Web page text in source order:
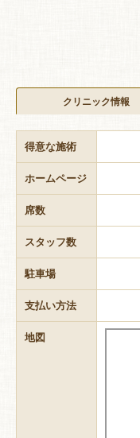
クリニック情報
得意な施術
ホームページ
席数
スタッフ数
駐車場
支払い方法
地図